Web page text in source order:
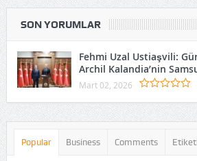
SON YORUMLAR
Fehmi Uzal Ustiaşvili:
Archil Kalandia’nin
Mart 02, 2026
Popular Business Comments